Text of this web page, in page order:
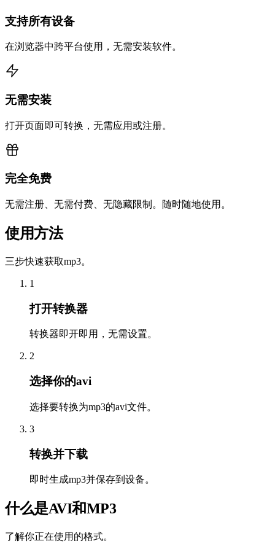
支持所有设备
在浏览器中跨平台使用，无需安装软件。
无需安装
打开页面即可转换，无需应用或注册。
完全免费
无需注册、无需付费、无隐藏限制。随时随地使用。
使用方法
三步快速获取mp3。
1
打开转换器
转换器即开即用，无需设置。
2
选择你的avi
选择要转换为mp3的avi文件。
3
转换并下载
即时生成mp3并保存到设备。
什么是AVI和MP3
了解你正在使用的格式。